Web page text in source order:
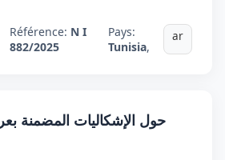
Référence: N I
882/2025
Pays:
Tunisia,
ar
حول الإشكاليات المضمنة